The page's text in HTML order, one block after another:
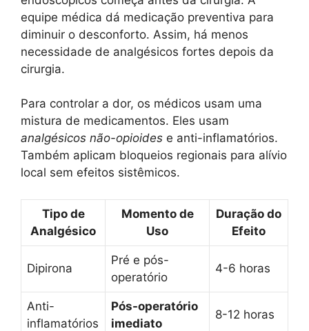
equipe médica dá medicação preventiva para
diminuir o desconforto. Assim, há menos
necessidade de analgésicos fortes depois da
cirurgia.
Para controlar a dor, os médicos usam uma
mistura de medicamentos. Eles usam
analgésicos não-opioides e anti-inflamatórios.
Também aplicam bloqueios regionais para alívio
local sem efeitos sistêmicos.
Tipo de
Analgésico
Momento de
Uso
Duração do
Efeito
Dipirona
Pré e pós-
operatório
4-6 horas
Anti-
inflamatórios
Pós-operatório
imediato
8-12 horas